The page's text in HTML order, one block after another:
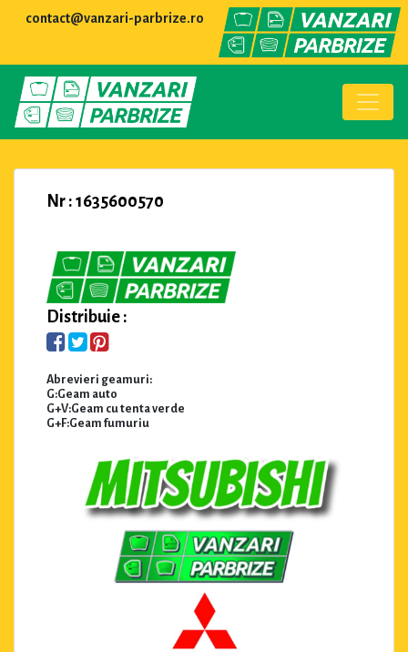
contact@vanzari-parbrize.ro
Nr : 1635600570
Distribuie :
Abrevieri geamuri:
G:Geam auto
G+V:Geam cu tenta verde
G+F:Geam fumuriu